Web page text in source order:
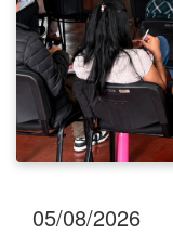
del
INA
Los
Santos
05/08/2026